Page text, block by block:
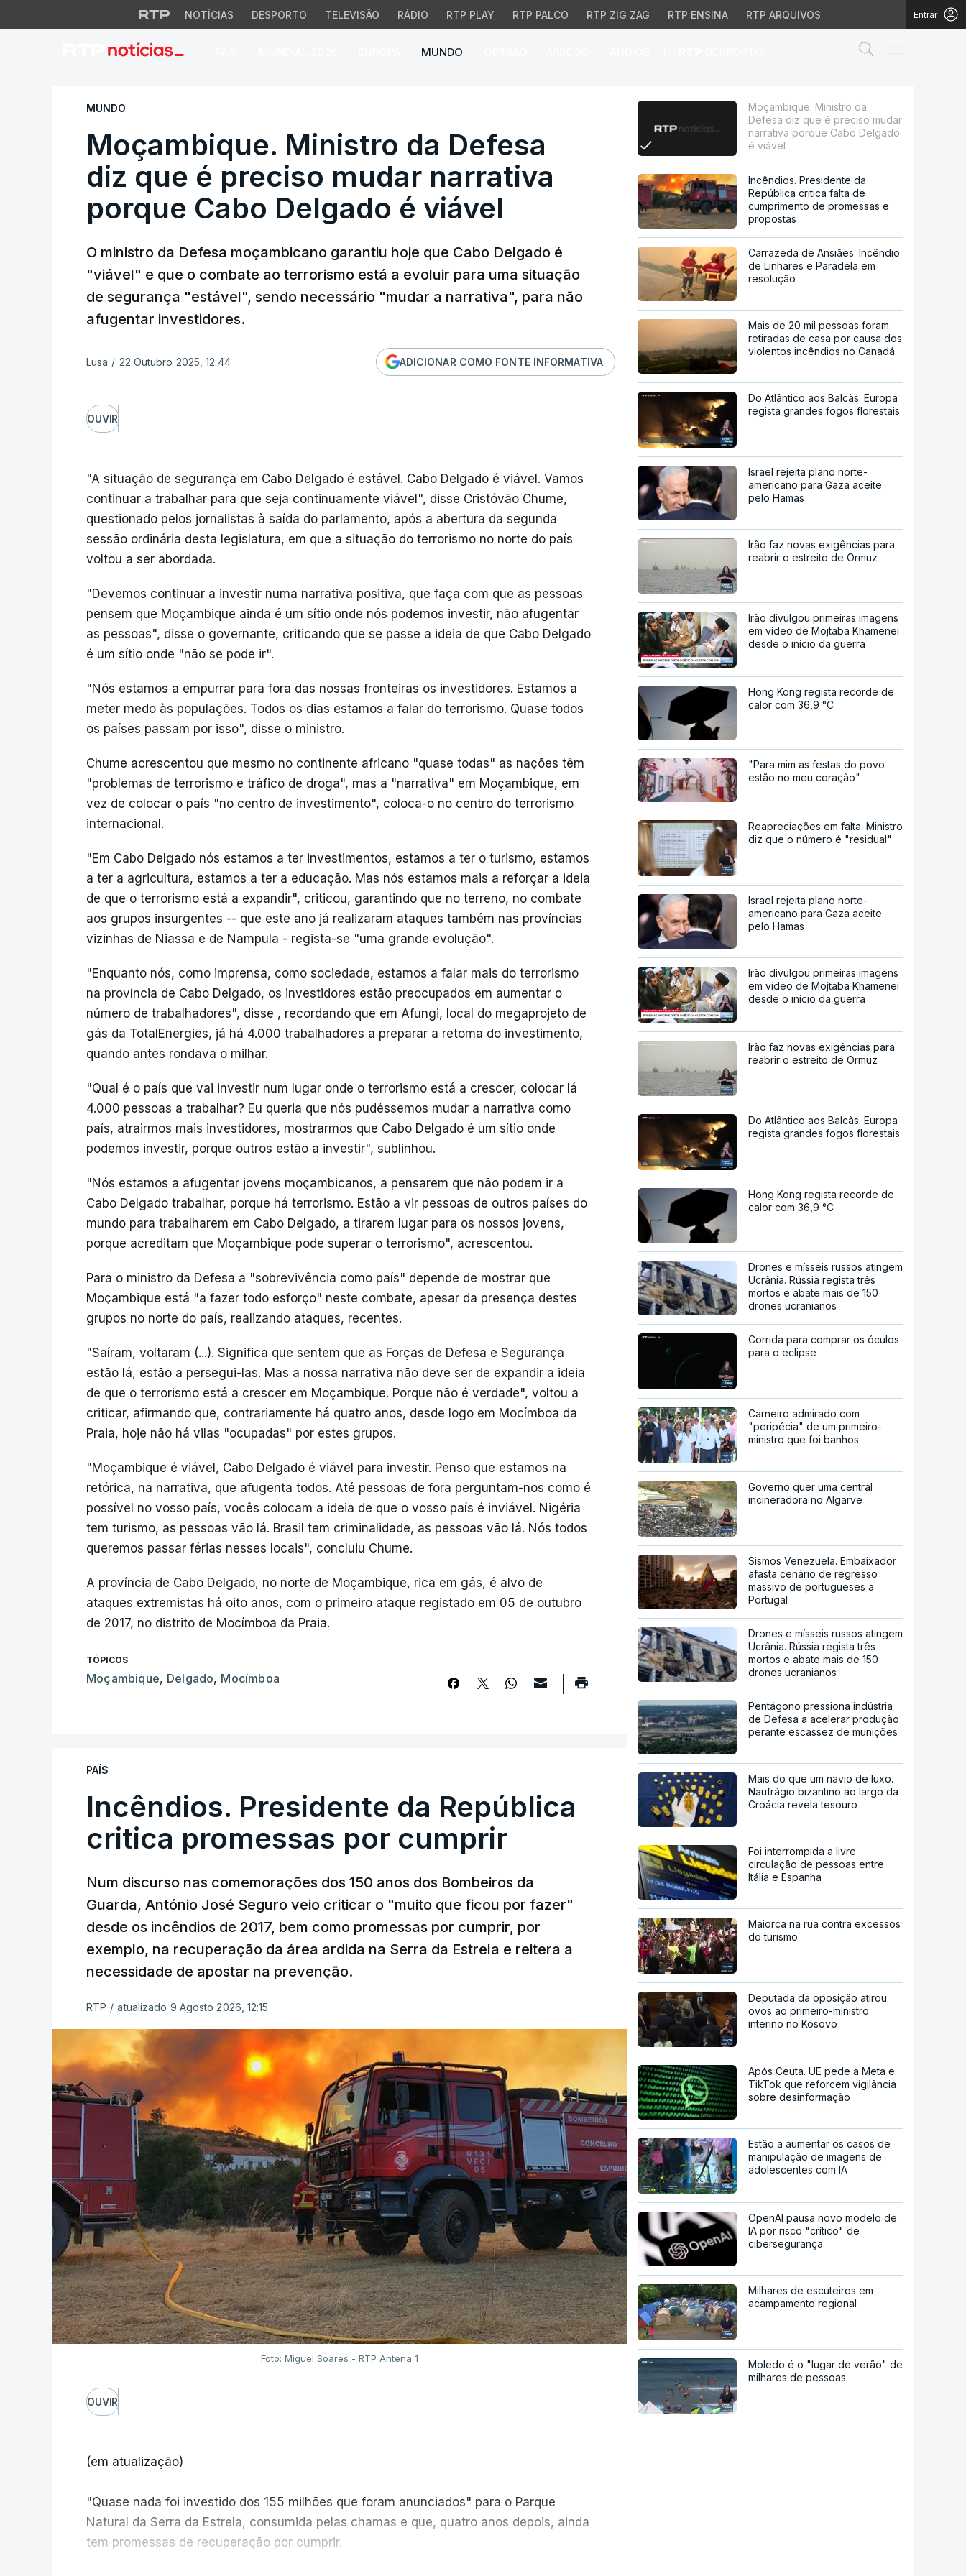
NOTÍCIAS DESPORTO TELEVISÃO RÁDIO RTP PLAY RTP PALCO RTP ZIG ZAG RTP ENSINA RTP ARQUIVOS Entrar
MUNDO
Moçambique. Ministro da Defesa diz que é preciso mudar
MUNDO
Moçambique. Ministro da Defesa
diz que é preciso mudar narrativa
porque Cabo Delgado é viável
O ministro da Defesa moçambicano garantiu hoje que Cabo Delgado é
"viável" e que o combate ao terrorismo está a evoluir para uma situação
de segurança "estável", sendo necessário "mudar a narrativa", para não
afugentar investidores.
Lusa / 22 Outubro 2025, 12:44 ADICIONAR COMO FONTE INFORMATIVA
OUVIR
"A situação de segurança em Cabo Delgado é estável. Cabo Delgado é viável. Vamos
continuar a trabalhar para que seja continuamente viável", disse Cristóvão Chume,
questionado pelos jornalistas à saída do parlamento, após a abertura da segunda
sessão ordinária desta legislatura, em que a situação do terrorismo no norte do país
voltou a ser abordada.
"Devemos continuar a investir numa narrativa positiva, que faça com que as pessoas
pensem que Moçambique ainda é um sítio onde nós podemos investir, não afugentar
as pessoas", disse o governante, criticando que se passe a ideia de que Cabo Delgado
é um sítio onde "não se pode ir".
"Nós estamos a empurrar para fora das nossas fronteiras os investidores. Estamos a
meter medo às populações. Todos os dias estamos a falar do terrorismo. Quase todos
os países passam por isso", disse o ministro.
Chume acrescentou que mesmo no continente africano "quase todas" as nações têm
"problemas de terrorismo e tráfico de droga", mas a "narrativa" em Moçambique, em
vez de colocar o país "no centro de investimento", coloca-o no centro do terrorismo
internacional.
"Em Cabo Delgado nós estamos a ter investimentos, estamos a ter o turismo, estamos
a ter a agricultura, estamos a ter a educação. Mas nós estamos mais a reforçar a ideia
de que o terrorismo está a expandir", criticou, garantindo que no terreno, no combate
aos grupos insurgentes -- que este ano já realizaram ataques também nas províncias
vizinhas de Niassa e de Nampula - regista-se "uma grande evolução".
"Enquanto nós, como imprensa, como sociedade, estamos a falar mais do terrorismo
na província de Cabo Delgado, os investidores estão preocupados em aumentar o
número de trabalhadores", disse , recordando que em Afungi, local do megaprojeto de
gás da TotalEnergies, já há 4.000 trabalhadores a preparar a retoma do investimento,
quando antes rondava o milhar.
"Qual é o país que vai investir num lugar onde o terrorismo está a crescer, colocar lá
4.000 pessoas a trabalhar? Eu queria que nós pudéssemos mudar a narrativa como
país, atrairmos mais investidores, mostrarmos que Cabo Delgado é um sítio onde
podemos investir, porque outros estão a investir", sublinhou.
"Nós estamos a afugentar jovens moçambicanos, a pensarem que não podem ir a
Cabo Delgado trabalhar, porque há terrorismo. Estão a vir pessoas de outros países do
mundo para trabalharem em Cabo Delgado, a tirarem lugar para os nossos jovens,
porque acreditam que Moçambique pode superar o terrorismo", acrescentou.
Para o ministro da Defesa a "sobrevivência como país" depende de mostrar que
Moçambique está "a fazer todo esforço" neste combate, apesar da presença destes
grupos no norte do país, realizando ataques, recentes.
"Saíram, voltaram (...). Significa que sentem que as Forças de Defesa e Segurança
estão lá, estão a persegui-las. Mas a nossa narrativa não deve ser de expandir a ideia
de que o terrorismo está a crescer em Moçambique. Porque não é verdade", voltou a
criticar, afirmando que, contrariamente há quatro anos, desde logo em Mocímboa da
Praia, hoje não há vilas "ocupadas" por estes grupos.
"Moçambique é viável, Cabo Delgado é viável para investir. Penso que estamos na
retórica, na narrativa, que afugenta todos. Até pessoas de fora perguntam-nos como é
possível no vosso país, vocês colocam a ideia de que o vosso país é inviável. Nigéria
tem turismo, as pessoas vão lá. Brasil tem criminalidade, as pessoas vão lá. Nós todos
queremos passar férias nesses locais", concluiu Chume.
A província de Cabo Delgado, no norte de Moçambique, rica em gás, é alvo de
ataques extremistas há oito anos, com o primeiro ataque registado em 05 de outubro
de 2017, no distrito de Mocímboa da Praia.
TÓPICOS
Moçambique, Delgado, Mocímboa
PAÍS
Incêndios. Presidente da República
critica promessas por cumprir
Num discurso nas comemorações dos 150 anos dos Bombeiros da
Guarda, António José Seguro veio criticar o "muito que ficou por fazer"
desde os incêndios de 2017, bem como promessas por cumprir, por
exemplo, na recuperação da área ardida na Serra da Estrela e reitera a
necessidade de apostar na prevenção.
RTP / atualizado 9 Agosto 2026, 12:15
Foto: Miguel Soares - RTP Antena 1
OUVIR
(em atualização)
"Quase nada foi investido dos 155 milhões que foram anunciados" para o Parque
Natural da Serra da Estrela, consumida pelas chamas e que, quatro anos depois, ainda
tem promessas de recuperação por cumprir.
Moçambique. Ministro da
Defesa diz que é preciso mudar
narrativa porque Cabo Delgado
é viável
Incêndios. Presidente da
República critica falta de
cumprimento de promessas e
propostas
Carrazeda de Ansiães. Incêndio
de Linhares e Paradela em
resolução
Mais de 20 mil pessoas foram
retiradas de casa por causa dos
violentos incêndios no Canadá
Do Atlântico aos Balcãs. Europa
regista grandes fogos florestais
Israel rejeita plano norte-
americano para Gaza aceite
pelo Hamas
Irão faz novas exigências para
reabrir o estreito de Ormuz
Irão divulgou primeiras imagens
em vídeo de Mojtaba Khamenei
desde o início da guerra
Hong Kong regista recorde de
calor com 36,9 °C
"Para mim as festas do povo
estão no meu coração"
Reapreciações em falta. Ministro
diz que o número é "residual"
Israel rejeita plano norte-
americano para Gaza aceite
pelo Hamas
Irão divulgou primeiras imagens
em vídeo de Mojtaba Khamenei
desde o início da guerra
Irão faz novas exigências para
reabrir o estreito de Ormuz
Do Atlântico aos Balcãs. Europa
regista grandes fogos florestais
Hong Kong regista recorde de
calor com 36,9 °C
Drones e mísseis russos atingem
Ucrânia. Rússia regista três
mortos e abate mais de 150
drones ucranianos
Corrida para comprar os óculos
para o eclipse
Carneiro admirado com
"peripécia" de um primeiro-
ministro que foi banhos
Governo quer uma central
incineradora no Algarve
Sismos Venezuela. Embaixador
afasta cenário de regresso
massivo de portugueses a
Portugal
Drones e mísseis russos atingem
Ucrânia. Rússia regista três
mortos e abate mais de 150
drones ucranianos
Pentágono pressiona indústria
de Defesa a acelerar produção
perante escassez de munições
Mais do que um navio de luxo.
Naufrágio bizantino ao largo da
Croácia revela tesouro
Foi interrompida a livre
circulação de pessoas entre
Itália e Espanha
Maiorca na rua contra excessos
do turismo
Deputada da oposição atirou
ovos ao primeiro-ministro
interino no Kosovo
Após Ceuta. UE pede a Meta e
TikTok que reforcem vigilância
sobre desinformação
Estão a aumentar os casos de
manipulação de imagens de
adolescentes com IA
OpenAI pausa novo modelo de
IA por risco "crítico" de
cibersegurança
Milhares de escuteiros em
acampamento regional
Moledo é o "lugar de verão" de
milhares de pessoas